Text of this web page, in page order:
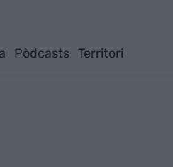
Pòdcasts Territori